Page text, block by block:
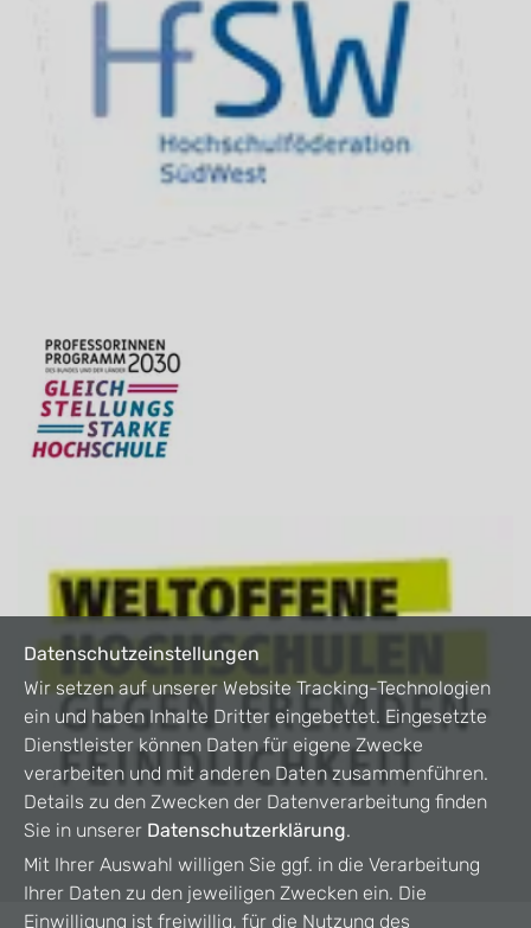
Datenschutzeinstellungen
Wir setzen auf unserer Website Tracking-Technologien
ein und haben Inhalte Dritter eingebettet. Eingesetzte
Dienstleister können Daten für eigene Zwecke
verarbeiten und mit anderen Daten zusammenführen.
Details zu den Zwecken der Datenverarbeitung finden
Sie in unserer Datenschutzerklärung.
Mit Ihrer Auswahl willigen Sie ggf. in die Verarbeitung
Ihrer Daten zu den jeweiligen Zwecken ein. Die
Einwilligung ist freiwillig, für die Nutzung des